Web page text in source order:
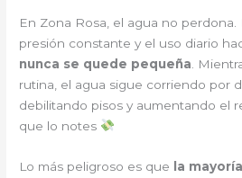
En Zona Rosa, el agua no perdona.
presión constante y el uso diario
nunca se quede pequeña .
rutina, el agua sigue corriendo por
debilitando pisos y aumentando el
que lo notes
Lo más peligroso es que la